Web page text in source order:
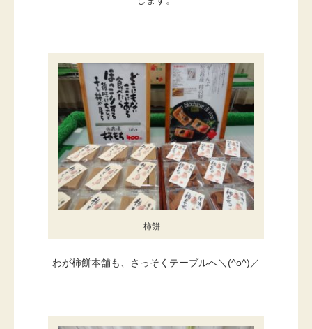
柿餅
わが柿餅本舗も、さっそくテーブルへ＼(^o^)／